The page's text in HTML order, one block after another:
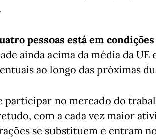
pessoas está em
ainda acima da média da UE
ao longo das próximas
participar no mercado do
com a cada vez maior
se substituem e entram